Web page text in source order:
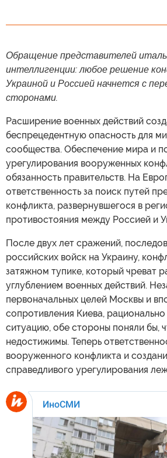
Обращение представителей
интеллигенции: любое решение
Украиной и Россией начнется с
сторонами.
Расширение военных действий
беспрецедентную опасность для
сообщества. Обеспечение мира и
урегулирования вооруженных
обязанность правительств. На
ответственность за поиск путей
конфликта, развернувшегося в
противостояния между Россией и
После двух лет сражений,
российских войск на Украину,
затяжном тупике, который чреват
углублением военных действий.
первоначальных целей Москвы и
сопротивления Киева,
ситуацию, обе стороны поняли бы,
недостижимы. Теперь
вооруженного конфликта и
справедливого урегулирования